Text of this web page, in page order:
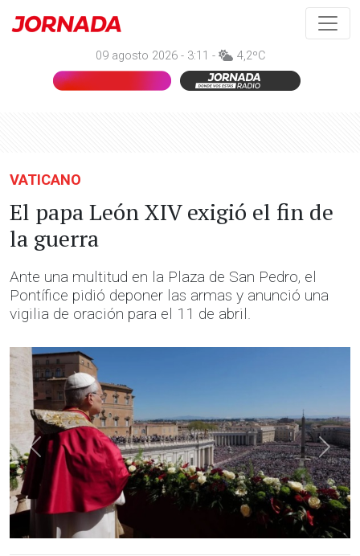
09 agosto 2026 - 3:11 - 4,2ºC
VATICANO
El papa León XIV exigió el fin de
la guerra
Ante una multitud en la Plaza de San Pedro, el
Pontífice pidió deponer las armas y anunció una
vigilia de oración para el 11 de abril.
Anterior